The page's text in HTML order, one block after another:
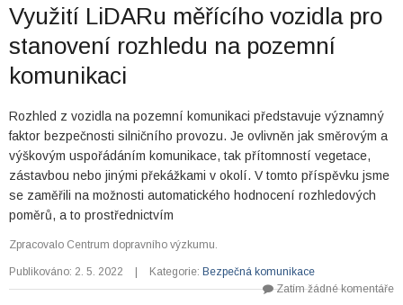
Využití LiDARu měřícího vozidla pro
stanovení rozhledu na pozemní
komunikaci
Rozhled z vozidla na pozemní komunikaci představuje významný
faktor bezpečnosti silničního provozu. Je ovlivněn jak směrovým a
výškovým uspořádáním komunikace, tak přítomností vegetace,
zástavbou nebo jinými překážkami v okolí. V tomto příspěvku jsme
se zaměřili na možnosti automatického hodnocení rozhledových
poměrů, a to prostřednictvím
Zpracovalo Centrum dopravního výzkumu.
Publikováno: 2. 5. 2022 Kategorie: Bezpečná komunikace
Zatím žádné komentáře